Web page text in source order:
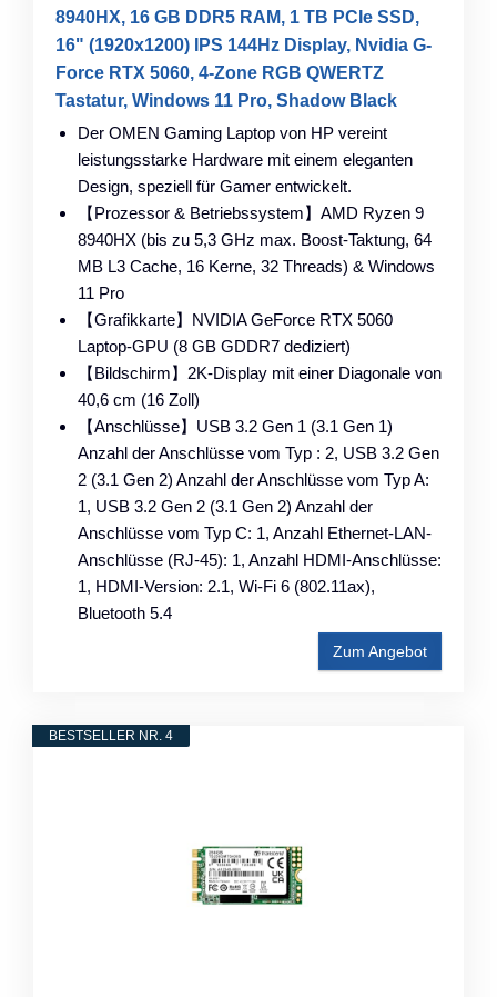
8940HX, 16 GB DDR5 RAM, 1 TB PCIe SSD,
16" (1920x1200) IPS 144Hz Display, Nvidia G-
Force RTX 5060, 4-Zone RGB QWERTZ
Tastatur, Windows 11 Pro, Shadow Black
Der OMEN Gaming Laptop von HP vereint
leistungsstarke Hardware mit einem eleganten
Design, speziell für Gamer entwickelt.
【Prozessor & Betriebssystem】AMD Ryzen 9
8940HX (bis zu 5,3 GHz max. Boost-Taktung, 64
MB L3 Cache, 16 Kerne, 32 Threads) & Windows
11 Pro
【Grafikkarte】NVIDIA GeForce RTX 5060
Laptop-GPU (8 GB GDDR7 dediziert)
【Bildschirm】2K-Display mit einer Diagonale von
40,6 cm (16 Zoll)
【Anschlüsse】USB 3.2 Gen 1 (3.1 Gen 1)
Anzahl der Anschlüsse vom Typ : 2, USB 3.2 Gen
2 (3.1 Gen 2) Anzahl der Anschlüsse vom Typ A:
1, USB 3.2 Gen 2 (3.1 Gen 2) Anzahl der
Anschlüsse vom Typ C: 1, Anzahl Ethernet-LAN-
Anschlüsse (RJ-45): 1, Anzahl HDMI-Anschlüsse:
1, HDMI-Version: 2.1, Wi-Fi 6 (802.11ax),
Bluetooth 5.4
Zum Angebot
BESTSELLER NR. 4